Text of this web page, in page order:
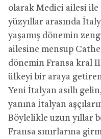
olarak Medici ailesi ile
yüzyıllar arasında
yaşamış dönemin
ailesine mensup
dönemin Fransa kral
ülkeyi bir araya
Yeni İtalyan asıllı
yanına İtalyan
Böylelikle uzun yıllar
Fransa sınırlarına